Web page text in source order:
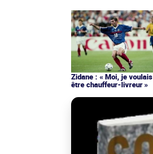
Zidane : « Moi, je voulais
être chauffeur-livreur »